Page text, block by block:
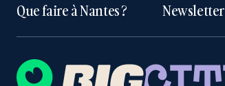
Que faire à Nantes ? Newsletter